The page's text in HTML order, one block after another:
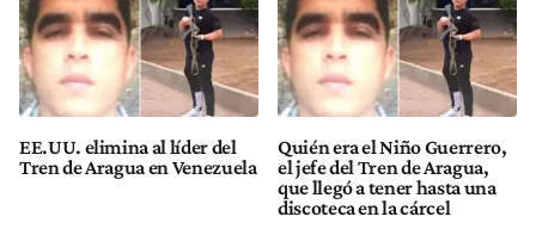
EE.UU. elimina al líder del
Tren de Aragua en Venezuela
Quién era el Niño Guerrero,
el jefe del Tren de Aragua,
que llegó a tener hasta una
discoteca en la cárcel